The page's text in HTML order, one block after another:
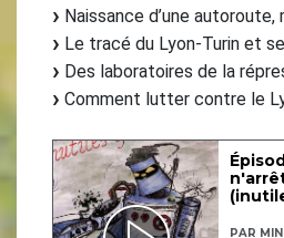
Naissance d’une autoroute,
Le tracé du Lyon-Turin et
Des laboratoires de la
Comment lutter contre le